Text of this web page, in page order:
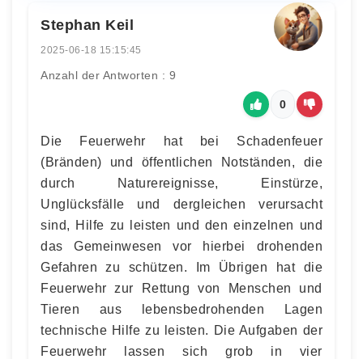
Stephan Keil
2025-06-18 15:15:45
Anzahl der Antworten : 9
0
Die Feuerwehr hat bei Schadenfeuer
(Bränden) und öffentlichen Notständen, die
durch Naturereignisse, Einstürze,
Unglücksfälle und dergleichen verursacht
sind, Hilfe zu leisten und den einzelnen und
das Gemeinwesen vor hierbei drohenden
Gefahren zu schützen. Im Übrigen hat die
Feuerwehr zur Rettung von Menschen und
Tieren aus lebensbedrohenden Lagen
technische Hilfe zu leisten. Die Aufgaben der
Feuerwehr lassen sich grob in vier